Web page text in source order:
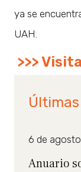
ya se
UAH.
>>>
6 de
Anuario